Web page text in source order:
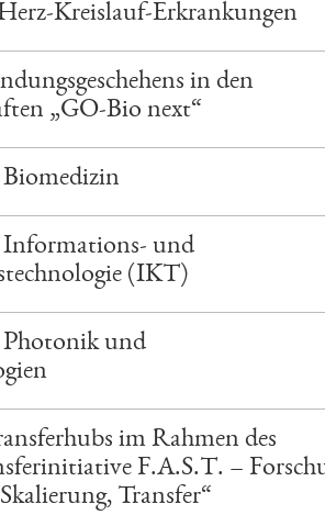
Kreislauf-Erkrankungen
in den
„GO-Bio next“
und
(IKT)
und
im Rahmen des
F.A.S.T. –
Transfer“